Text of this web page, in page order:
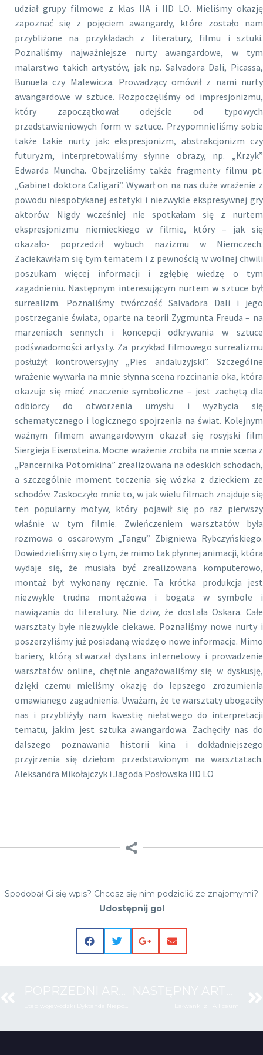
udział grupy filmowe z klas IIA i IID LO. Mieliśmy okazję
zapoznać się z pojęciem awangardy, które zostało nam
przybliżone na przykładach z literatury, filmu i sztuki.
Poznaliśmy najważniejsze nurty awangardowe, w tym
malarstwo takich artystów, jak np. Salvadora Dali, Picassa,
Bunuela czy Malewicza. Prowadzący omówił z nami nurty
awangardowe w sztuce. Rozpoczęliśmy od impresjonizmu,
który zapoczątkował odejście od typowych
przedstawieniowych form w sztuce. Przypomnieliśmy sobie
także takie nurty jak: ekspresjonizm, abstrakcjonizm czy
futuryzm, interpretowaliśmy słynne obrazy, np. „Krzyk”
Edwarda Muncha. Obejrzeliśmy także fragmenty filmu pt.
„Gabinet doktora Caligari”. Wywarł on na nas duże wrażenie z
powodu niespotykanej estetyki i niezwykle ekspresywnej gry
aktorów. Nigdy wcześniej nie spotkałam się z nurtem
ekspresjonizmu niemieckiego w filmie, który – jak się
okazało- poprzedził wybuch nazizmu w Niemczech.
Zaciekawiłam się tym tematem i z pewnością w wolnej chwili
poszukam więcej informacji i zgłębię wiedzę o tym
zagadnieniu. Następnym interesującym nurtem w sztuce był
surrealizm. Poznaliśmy twórczość Salvadora Dali i jego
postrzeganie świata, oparte na teorii Zygmunta Freuda – na
marzeniach sennych i koncepcji odkrywania w sztuce
podświadomości artysty. Za przykład filmowego surrealizmu
posłużył kontrowersyjny „Pies andaluzyjski”. Szczególne
wrażenie wywarła na mnie słynna scena rozcinania oka, która
okazuje się mieć znaczenie symboliczne – jest zachętą dla
odbiorcy do otworzenia umysłu i wyzbycia się
schematycznego i logicznego spojrzenia na świat. Kolejnym
ważnym filmem awangardowym okazał się rosyjski film
Siergieja Eisensteina. Mocne wrażenie zrobiła na mnie scena z
„Pancernika Potomkina” zrealizowana na odeskich schodach,
a szczególnie moment toczenia się wózka z dzieckiem ze
schodów. Zaskoczyło mnie to, w jak wielu filmach znajduje się
ten popularny motyw, który pojawił się po raz pierwszy
właśnie w tym filmie. Zwieńczeniem warsztatów była
rozmowa o oscarowym „Tangu” Zbigniewa Rybczyńskiego.
Dowiedzieliśmy się o tym, że mimo tak płynnej animacji, która
wydaje się, że musiała być zrealizowana komputerowo,
montaż był wykonany ręcznie. Ta krótka produkcja jest
niezwykle trudna montażowa i bogata w symbole i
nawiązania do literatury. Nie dziw, że dostała Oskara. Całe
warsztaty byłe niezwykle ciekawe. Poznaliśmy nowe nurty i
poszerzyliśmy już posiadaną wiedzę o nowe informacje. Mimo
bariery, którą stwarzał dystans internetowy i prowadzenie
warsztatów online, chętnie angażowaliśmy się w dyskusję,
dzięki czemu mieliśmy okazję do lepszego zrozumienia
omawianego zagadnienia. Uważam, że te warsztaty ubogaciły
nas i przybliżyły nam kwestię niełatwego do interpretacji
tematu, jakim jest sztuka awangardowa. Zachęciły nas do
dalszego poznawania historii kina i dokładniejszego
przyjrzenia się dziełom przedstawionym na warsztatach.
Aleksandra Mikołajczyk i Jagoda Posłowska IID LO
Spodobał Ci się wpis? Chcesz się nim podzielić ze znajomymi?
Udostępnij go!